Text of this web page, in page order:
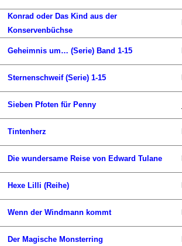
Konrad oder Das Kind aus der
Konservenbüchse
Geheimnis um… (Serie) Band 1-15
Sternenschweif (Serie) 1-15
Sieben Pfoten für Penny
Tintenherz
Die wundersame Reise von Edward Tulane
Hexe Lilli (Reihe)
Wenn der Windmann kommt
Der Magische Monsterring